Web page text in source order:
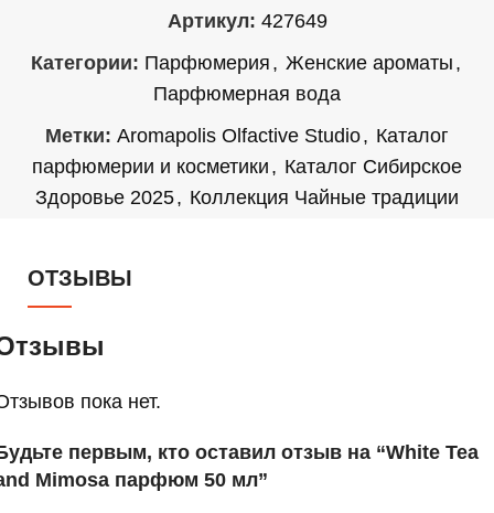
Артикул: 427649
Категории: Парфюмерия , Женские ароматы ,
Парфюмерная вода
Метки: Aromapolis Olfactive Studio, Каталог
парфюмерии и косметики , Каталог Сибирское
Здоровье 2025, Коллекция Чайные традиции
ОТЗЫВЫ
пока нет.
первым, кто оставил отзыв на “White Tea
Mimosa парфюм 50 мл”